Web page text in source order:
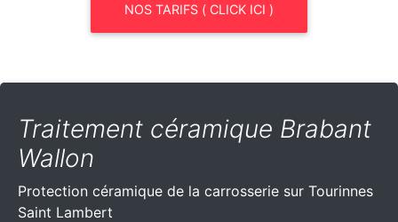
NOS TARIFS ( CLICK ICI )
Traitement céramique Brabant
Wallon
Protection céramique de la carrosserie sur Tourinnes
Saint Lambert